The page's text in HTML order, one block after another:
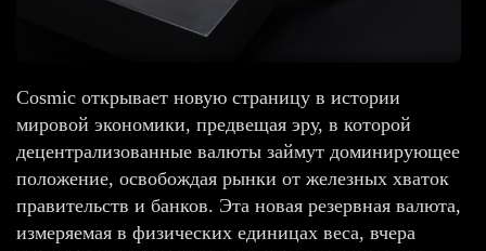
Cosmic открывает новую страницу в истории
мировой экономики, предвещая эру, в которой
децентрализованные валюты займут доминирующее
положение, освобождая рынки от железных хваток
правительств и банков. Эта новая резервная валюта,
измеряемая в физических единицах веса, вчера